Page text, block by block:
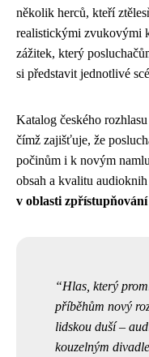
několik herců, kteří
realistickými zvukovými
zážitek, který
si představit jednotlivé
Katalog českého
čímž zajišťuje, že
počinům i k novým
obsah a kvalitu
v oblasti
Hlas, který
příběhům nový
lidskou duší –
kouzelným